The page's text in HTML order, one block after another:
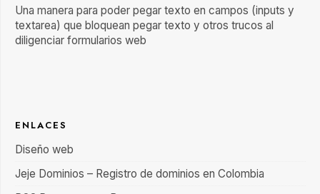
Una manera para poder pegar texto en campos (inputs y
textarea) que bloquean pegar texto y otros trucos al
diligenciar formularios web
ENLACES
Diseño web
Jeje Dominios – Registro de dominios en Colombia